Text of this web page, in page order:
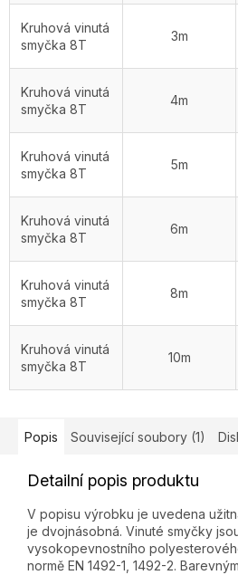
Kruhová vinutá
smyčka 8T
3m
Kruhová vinutá
smyčka 8T
4m
Kruhová vinutá
smyčka 8T
5m
Kruhová vinutá
smyčka 8T
6m
Kruhová vinutá
smyčka 8T
8m
Kruhová vinutá
smyčka 8T
10m
Popis Související soubory (1)
Detailní popis produktu
V popisu výrobku je uvedena
je dvojnásobná. Vinuté smyčky
vysokopevnostního
normě EN 1492-1, 1492-2.